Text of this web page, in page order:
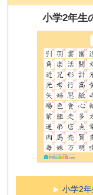
小学2年生
小学2年